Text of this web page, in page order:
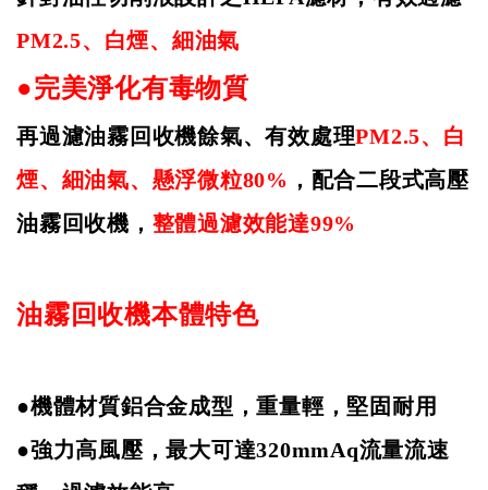
PM2.5、白煙、細油氣
●完美淨化有毒物質
再過濾油霧回收機餘氣、有效處理PM2.5、白
煙、細油氣、懸浮微粒80% ，配合二段式高壓
油霧回收機， 整體過濾效能達99%
油霧回收機本體特色
●機體材質鋁合金成型，重量輕，堅固耐用
●強力高風壓，最大可達320mmAq流量流速